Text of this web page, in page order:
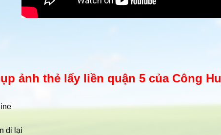
ảnh thẻ lấy liền quận 5 của Công
đi lại